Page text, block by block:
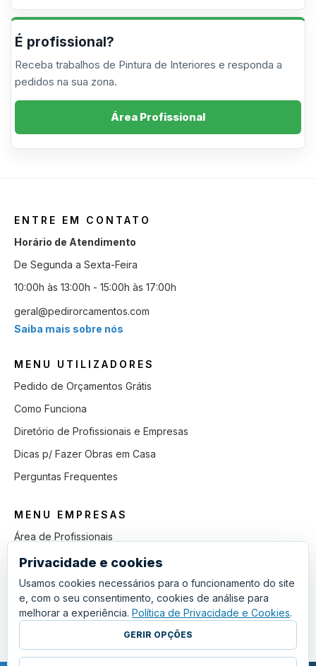
É profissional?
Receba trabalhos de Pintura de Interiores e responda a
pedidos na sua zona.
Área Profissional
ENTRE EM CONTATO
Horário de Atendimento
De Segunda a Sexta-Feira
10:00h às 13:00h - 15:00h às 17:00h
geral@pedirorcamentos.com
Saiba mais sobre nós
MENU UTILIZADORES
Pedido de Orçamentos Grátis
Como Funciona
Diretório de Profissionais e Empresas
Dicas p/ Fazer Obras em Casa
Perguntas Frequentes
MENU EMPRESAS
Área de Profissionais
Como Funciona
Lista de Pedidos em Aberto
Como Ganhar mais Obras
Perguntas Frequentes
Privacidade e cookies
Usamos cookies necessários para o funcionamento do site
e, com o seu consentimento, cookies de análise para
melhorar a experiência. Política de Privacidade e Cookies.
GERIR OPÇÕES